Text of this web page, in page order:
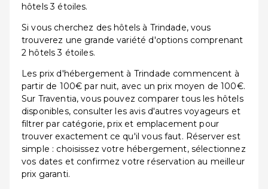
hôtels 3 étoiles.
Si vous cherchez des hôtels à Trindade, vous
trouverez une grande variété d'options comprenant
2 hôtels 3 étoiles.
Les prix d'hébergement à Trindade commencent à
partir de 100€ par nuit, avec un prix moyen de 100€.
Sur Traventia, vous pouvez comparer tous les hôtels
disponibles, consulter les avis d'autres voyageurs et
filtrer par catégorie, prix et emplacement pour
trouver exactement ce qu'il vous faut. Réserver est
simple : choisissez votre hébergement, sélectionnez
vos dates et confirmez votre réservation au meilleur
prix garanti.